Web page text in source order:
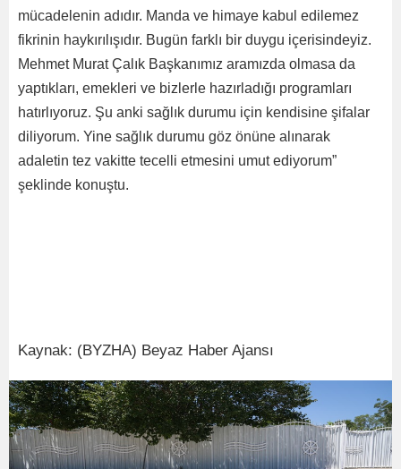
mücadelenin adıdır. Manda ve himaye kabul edilemez
fikrinin haykırılışıdır. Bugün farklı bir duygu içerisindeyiz.
Mehmet Murat Çalık Başkanımız aramızda olmasa da
yaptıkları, emekleri ve bizlerle hazırladığı programları
hatırlıyoruz. Şu anki sağlık durumu için kendisine şifalar
diliyorum. Yine sağlık durumu göz önüne alınarak
adaletin tez vakitte tecelli etmesini umut ediyorum”
şeklinde konuştu.
Kaynak: (BYZHA) Beyaz Haber Ajansı